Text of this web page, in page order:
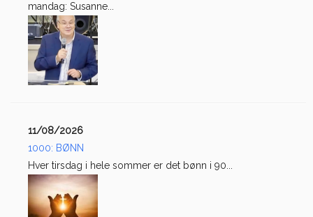
mandag: Susanne...
11/08/2026
1000: BØNN
Hver tirsdag i hele sommer er det bønn i 90...